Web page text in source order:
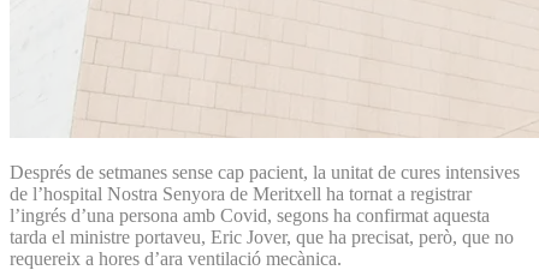
Després de setmanes sense cap pacient, la unitat de cures intensives
de l’hospital Nostra Senyora de Meritxell ha tornat a registrar
l’ingrés d’una persona amb Covid, segons ha confirmat aquesta
tarda el ministre portaveu, Eric Jover, que ha precisat, però, que no
requereix a hores d’ara ventilació mecànica.